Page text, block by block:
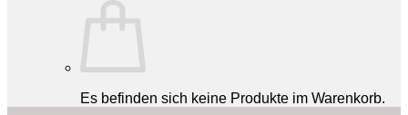
Es befinden sich keine Produkte im Warenkorb.